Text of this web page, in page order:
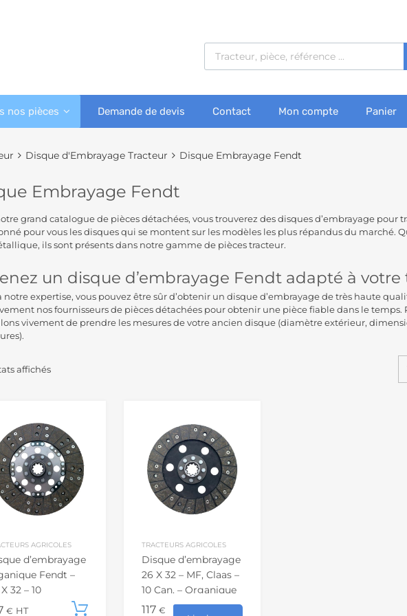
nos pièces Demande de devis Contact Mon compte Panier
Disque d'Embrayage Tracteur Disque Embrayage Fendt
Embrayage Fendt
grand catalogue de pièces détachées, vous trouverez des disques d’embrayage pour
pour vous les disques qui se montent sur les modèles les plus répandus du marché.
ils sont présents dans notre gamme de pièces tracteur.
un disque d’embrayage Fendt adapté à votre
notre expertise, vous pouvez être sûr d’obtenir un disque d’embrayage de très haute
nos fournisseurs de pièces détachées pour obtenir une pièce fiable dans le temps.
vivement de prendre les mesures de votre ancien disque (diamètre extérieur,
affichés
AGRICOLES
d’embrayage
Fendt –
32 – 10
€ HT Ajouter au panier
TRACTEURS AGRICOLES
Disque d’embrayage
26 X 32 – MF, Claas –
10 Can. – Organique
117 €